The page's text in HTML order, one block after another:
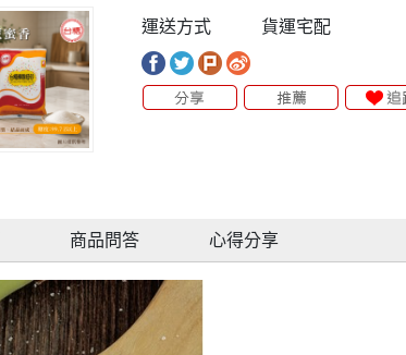
運送方式 貨運宅配
商品問答 心得分享